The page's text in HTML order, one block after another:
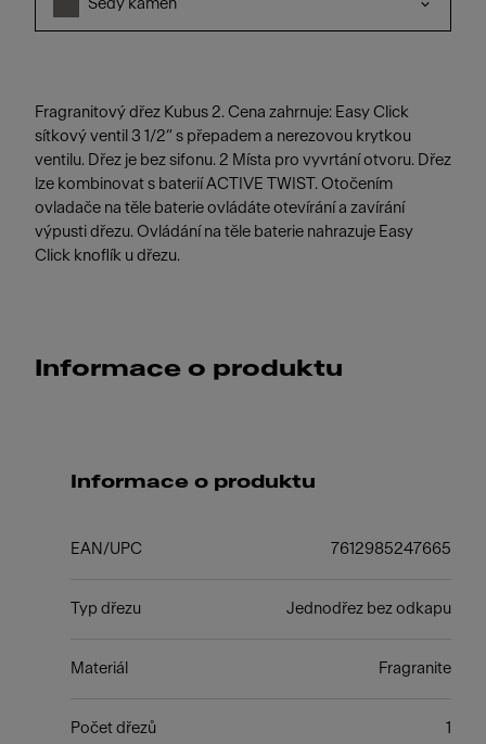
Šedý kámen
Fragranitový dřez Kubus 2. Cena zahrnuje: Easy Click
sítkový ventil 3 1/2“ s přepadem a nerezovou krytkou
ventilu. Dřez je bez sifonu. 2 Místa pro vyvrtání otvoru. Dřez
lze kombinovat s baterií ACTIVE TWIST. Otočením
ovladače na těle baterie ovládáte otevírání a zavírání
výpusti dřezu. Ovládání na těle baterie nahrazuje Easy
Click knoflík u dřezu.
Informace o produktu
Informace o produktu
EAN/UPC 7612985247665
Typ dřezu Jednodřez bez odkapu
Materiál Fragranite
Počet dřezů 1